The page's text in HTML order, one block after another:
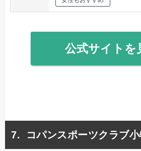
公式サイトを
コパンスポーツクラブ